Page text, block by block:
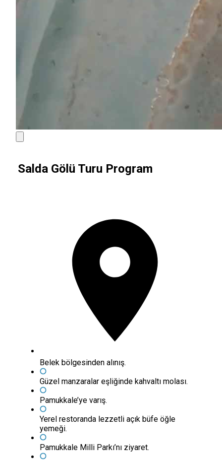
Salda Gölü Turu Program
Belek bölgesinden alınış.
Güzel manzaralar eşliğinde kahvaltı molası.
Pamukkale’ye varış.
Yerel restoranda lezzetli açık büfe öğle
yemeği.
Pamukkale Milli Parkı’nı ziyaret.